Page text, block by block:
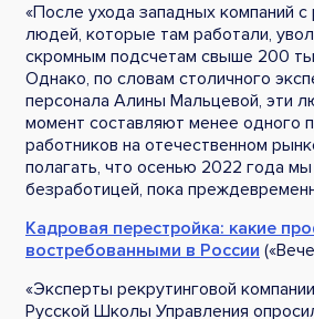
«После ухода западных компаний с
людей, которые там работали,
скромным подсчетам свыше 200
Однако, по словам столичного
персонала Алины Мальцевой, эти
момент составляют менее одного
работников на отечественном
полагать, что осенью 2022 года
безработицей, пока
Кадровая перестройка: какие
востребованными в России
«Эксперты рекрутинговой
Русской Школы Управления